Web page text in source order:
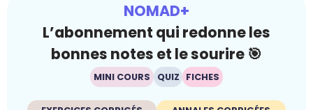
NOMAD+
L’abonnement qui redonne les
bonnes notes et le sourire 🎯
MINI COURS QUIZ FICHES